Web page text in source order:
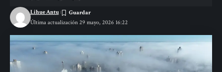
Última actualización 29 mayo, 2026 16:22
Lihue Antu